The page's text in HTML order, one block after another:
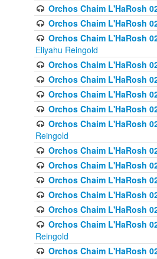
Orchos Chaim L'HaRosh
Orchos Chaim L'HaRosh
Orchos Chaim L'HaRosh
Eliyahu Reingold
Orchos Chaim L'HaRosh
Orchos Chaim L'HaRosh
Orchos Chaim L'HaRosh
Orchos Chaim L'HaRosh
Orchos Chaim L'HaRosh
Reingold
Orchos Chaim L'HaRosh
Orchos Chaim L'HaRosh
Orchos Chaim L'HaRosh
Orchos Chaim L'HaRosh
Orchos Chaim L'HaRosh
Orchos Chaim L'HaRosh
Reingold
Orchos Chaim L'HaRosh